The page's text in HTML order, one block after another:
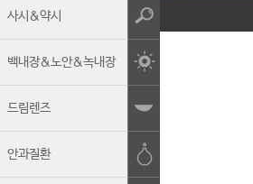
사시&약시
백내장&노안&녹내장
드림렌즈
안과질환